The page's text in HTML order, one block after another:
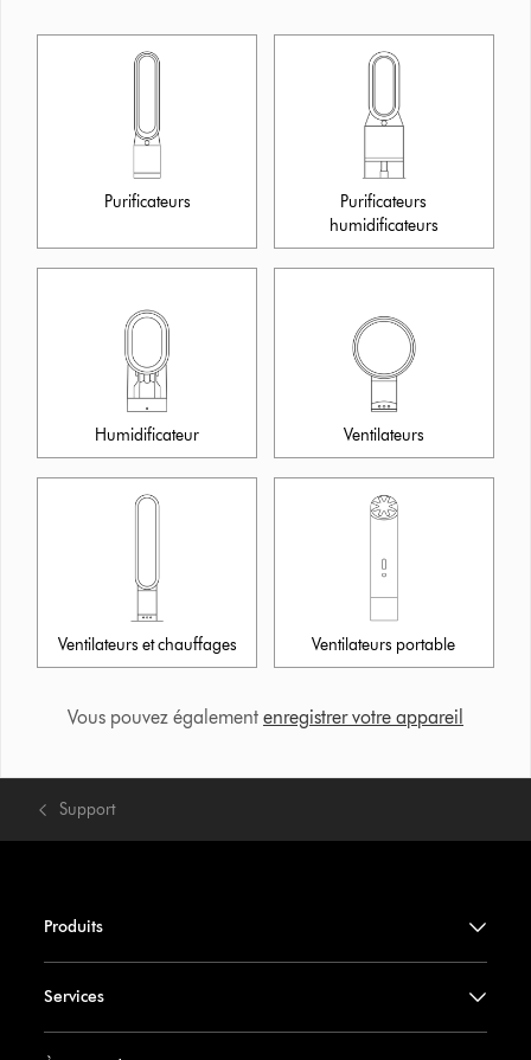
Purificateurs
Purificateurs
humidificateurs
Humidificateur Ventilateurs
Ventilateurs et chauffages Ventilateurs portable
Vous pouvez également enregistrer votre appareil
Support
Produits
Services